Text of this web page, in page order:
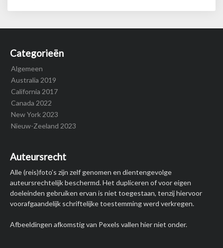
Categorieën
Algemeen
Australia 2019
California 2017
Canada 2022
New York 2023
Nieuw-Zeeland 2023
Auteursrecht
Alle (reis)foto’s zijn zelf genomen en dientengevolge
auteursrechtelijk beschermd. Het dupliceren of voor eigen
doeleinden gebruiken ervan is niet toegestaan, tenzij hiervoor
voorafgaandelijk schriftelijke toestemming werd verkregen.
Afbeeldingen afkomstig van Pexels vallen hier niet onder.